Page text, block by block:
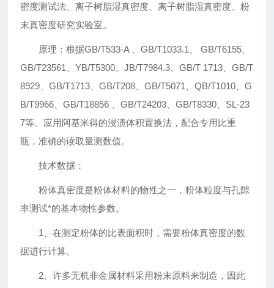
密度测试法、离子树脂湿真密度、离子树脂湿真密度、粉
末真密度研究实验室。
原理：根据GB/T533-A 、GB/T1033.1、 GB/T6155、
GB/T23561、YB/T5300、JB/T7984.3、GB/T 1713、GB/T
8929、GB/T1713、GB/T208、GB/T5071、QB/T1010、G
B/T9966、GB/T18856 、GB/T24203、GB/T8330、SL-23
7等。应用阿基米得的浸渍体积置换法，配合专用比重
瓶，准确的读取量测数值。
技术数据：
粉体真密度是粉体材料的物性之一，粉体粒度与孔隙
率测试*的基本物性参数。
1、在测定粉体的比表面积时，需要粉体真密度的数
据进行计算。
2、许多无机非金属材料采用粉末原料来制造，因此